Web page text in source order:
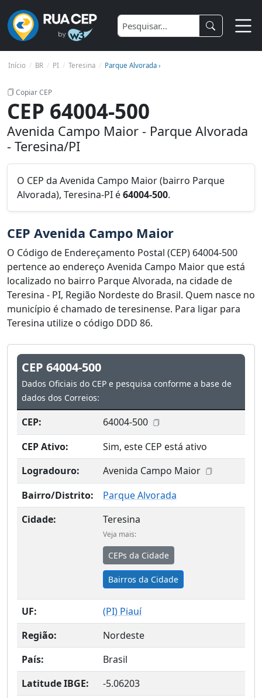
Início BR PI Teresina Parque Alvorada ›
Copiar CEP
CEP 64004-500
Avenida Campo Maior - Parque Alvorada
- Teresina/PI
O CEP da Avenida Campo Maior (bairro Parque
Alvorada), Teresina-PI é64004-500.
CEP Avenida Campo Maior
O Código de Endereçamento Postal (CEP) 64004-500
pertence ao endereço Avenida Campo Maior que está
localizado no bairro Parque Alvorada, na cidade de
Teresina - PI, Região Nordeste do Brasil. Quem nasce no
município é chamado de teresinense. Para ligar para
Teresina utilize o código DDD 86.
CEP 64004-500
Dados Oficiais do CEP e pesquisa conforme a base de
dados dos Correios:
CEP:
64004-500
CEP Ativo:
Sim, este CEP está ativo
Logradouro:
Avenida Campo Maior
Bairro/Distrito:
Parque Alvorada
Cidade:
Teresina
Veja mais:
CEPs da Cidade
Bairros da Cidade
UF: (PI) Piauí
Região:
Nordeste
País:
Brasil
Latitude IBGE:
-5.06203